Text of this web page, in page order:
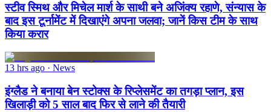
स्टीव स्मिथ और मिचेल मार्श के साथी बने अजिंक्य रहाणे, संन्यास के
बाद इस टूर्नामेंट में दिखाएंगे अपना जलवा; जानें किस टीम के साथ
किया करार
13 hrs ago · News
इंग्लैड ने बनाया बेन स्टोक्स के रिप्लेसमेंट का तगड़ा प्लान, इस
खिलाड़ी को 5 साल बाद फिर से लाने की तैयारी